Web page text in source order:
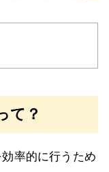
て？
率的に行うため